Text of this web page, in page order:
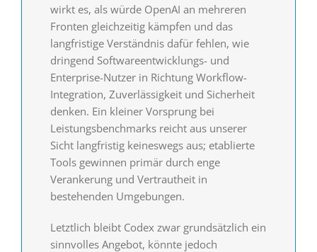
wirkt es, als würde OpenAI an mehreren
Fronten gleichzeitig kämpfen und das
langfristige Verständnis dafür fehlen, wie
dringend Softwareentwicklungs- und
Enterprise-Nutzer in Richtung Workflow-
Integration, Zuverlässigkeit und Sicherheit
denken. Ein kleiner Vorsprung bei
Leistungsbenchmarks reicht aus unserer
Sicht langfristig keineswegs aus; etablierte
Tools gewinnen primär durch enge
Verankerung und Vertrautheit in
bestehenden Umgebungen.
Letztlich bleibt Codex zwar grundsätzlich ein
sinnvolles Angebot, könnte jedoch